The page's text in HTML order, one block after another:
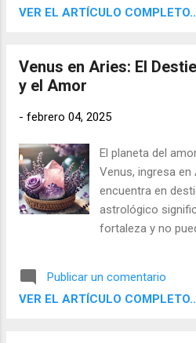
crecimiento
nuevos
VER EL ARTÍCULO COMPLETO..
Venus en Aries: El
y el Amor
- febrero 04, 2025
El planeta del
Venus, ingresa
encuentra en
astrológico
fortaleza y no
cómodo
y la diplomacia,
Publicar un comentario
VER EL ARTÍCULO COMPLETO..